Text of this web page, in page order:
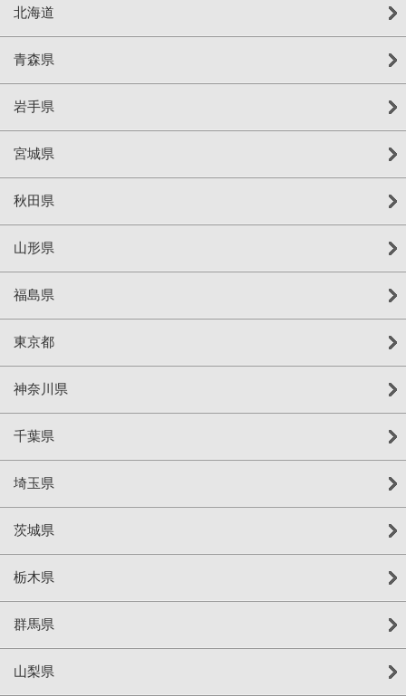
北海道
青森県
岩手県
宮城県
秋田県
山形県
福島県
東京都
神奈川県
千葉県
埼玉県
茨城県
栃木県
群馬県
山梨県